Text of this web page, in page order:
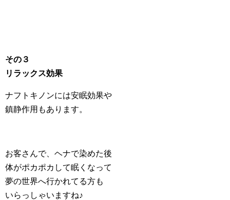
その３
リラックス効果
ナフトキノンには安眠効果や
鎮静作用もあります。
お客さんで、ヘナで染めた後
体がポカポカして眠くなって
夢の世界へ行かれてる方も
いらっしゃいますね♪